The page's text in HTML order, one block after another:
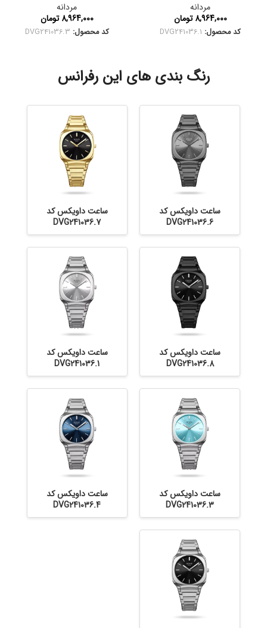
مردانه
8,964,000 تومان
کد محصول: DVG241036.1
مردانه
8,964,000 تومان
کد محصول: DVG241036.3
رنگ بندی های این رفرانس
ساعت داویکس کد
DVG241036.6
ساعت داویکس کد
DVG241036.7
ساعت داویکس کد
DVG241036.8
ساعت داویکس کد
DVG241036.1
ساعت داویکس کد
DVG241036.3
ساعت داویکس کد
DVG241036.4